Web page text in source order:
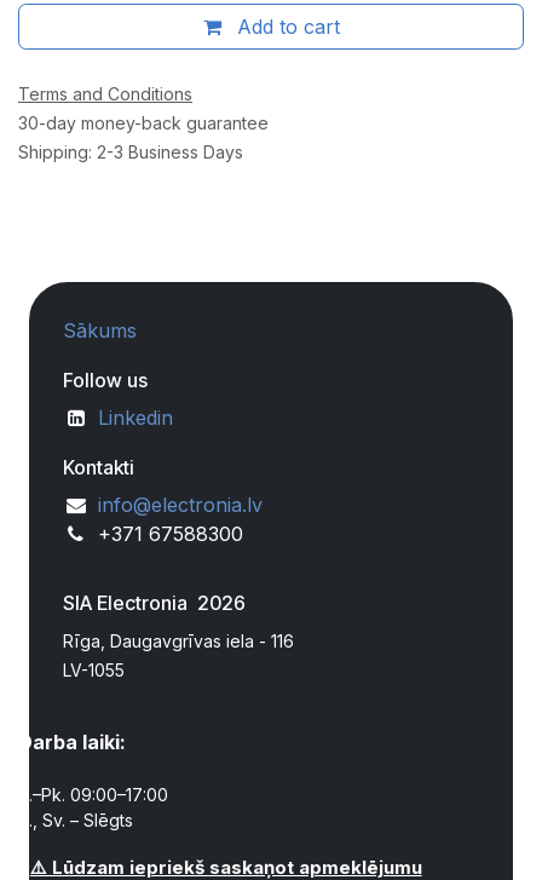
Add to cart
Terms and Conditions
30-day money-back guarantee
Shipping: 2-3 Business Days
Sākums
Follow us
Linkedin
Kontakti
info@electronia.lv
+371 67588300
SIA Electronia 2026
Rīga, Daugavgrīvas iela - 116
LV-1055
Darba laiki:
P.–Pk. 09:00–17:00
S., Sv. – Slēgts
⚠️ Lūdzam iepriekš saskaņot apmeklējumu